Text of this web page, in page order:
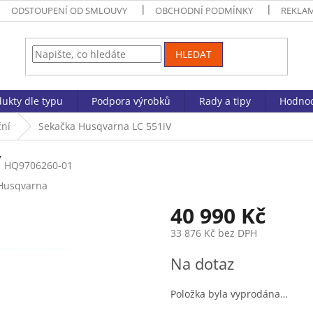
ODSTOUPENÍ OD SMLOUVY OBCHODNÍ PODMÍNKY
HLEDAT
dle typu Podpora výrobků Rady a tipy
Sekačka Husqvarna LC 551iV
HQ9706260-01
40 990 Kč
33 876 Kč bez DPH
cena:
Na dotaz
Položka byla vyprodána…